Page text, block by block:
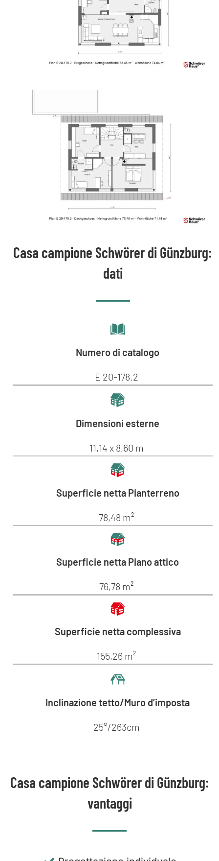
Casa campione Schwörer di Günzburg:
dati
Numero di catalogo
E 20-178.2
Dimensioni esterne
11,14 x 8,60 m
Superficie netta Pianterreno
78,48 m²
Superficie netta Piano attico
76,78 m²
Superficie netta complessiva
155,26 m²
Inclinazione tetto/Muro d’imposta
25°/263cm
Casa campione Schwörer di Günzburg:
vantaggi